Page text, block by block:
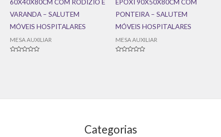
60X40X80CM COM RODIZIO E
VARANDA – SALUTEM
MÓVEIS HOSPITALARES
MESA AUXILIAR
EPÓXI 90X50X80CM COM
PONTEIRA – SALUTEM
MÓVEIS HOSPITALARES
MESA AUXILIAR
Categorias